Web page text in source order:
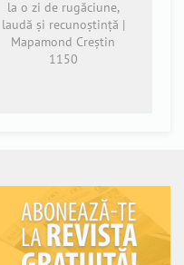
la o zi de rugăciune,
laudă și recunoștință |
Mapamond Creștin
1150